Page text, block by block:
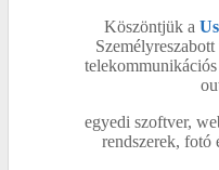
Köszöntjük a
egyedi szoftver,
rendszerek, fotó